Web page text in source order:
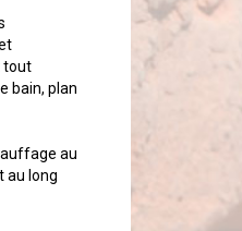
tout
bain, plan
au
au long